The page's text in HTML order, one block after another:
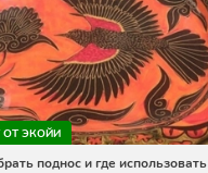
ОТ ЭКОЙИ
поднос и где использовать